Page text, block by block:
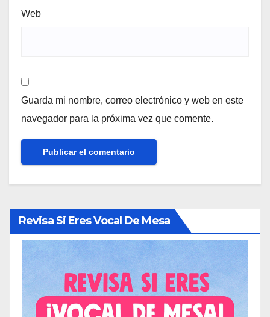
Web
Guarda mi nombre, correo electrónico y web en este
navegador para la próxima vez que comente.
Revisa Si Eres Vocal De Mesa